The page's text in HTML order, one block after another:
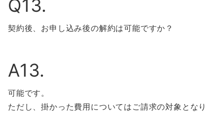
Q13.
契約後、お申し込み後の解約は可能ですか？
A13.
可能です。
ただし、掛かった費用についてはご請求の対象となり